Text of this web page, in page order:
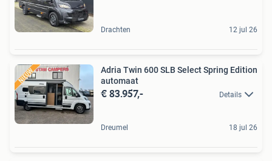
Drachten 12 jul 26
Adria Twin 600 SLB Select Spring Edition
automaat
€ 83.957,- Details
Dreumel 18 jul 26